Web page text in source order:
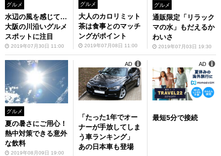
グルメ
水辺の風を感じて…
大阪の川沿いグルメ
スポットに注目
2019年07月30日 11:00
グルメ
大人のカロリミット
茶は食事とのマッチ
ングがポイント
2019年07月08日 11:00
グルメ
通販限定「リラック
マの水」もだえるか
わいさ
2019年07月03日 19:30
グルメ
夏の暑さにご用心！
熱中対策できる意外
な飲料
2019年08月09日 19:00
「たった1年でオー
ナーが手放してしま
う車ランキング」
あの日本車も登場
AD
最短5分で接続
AD